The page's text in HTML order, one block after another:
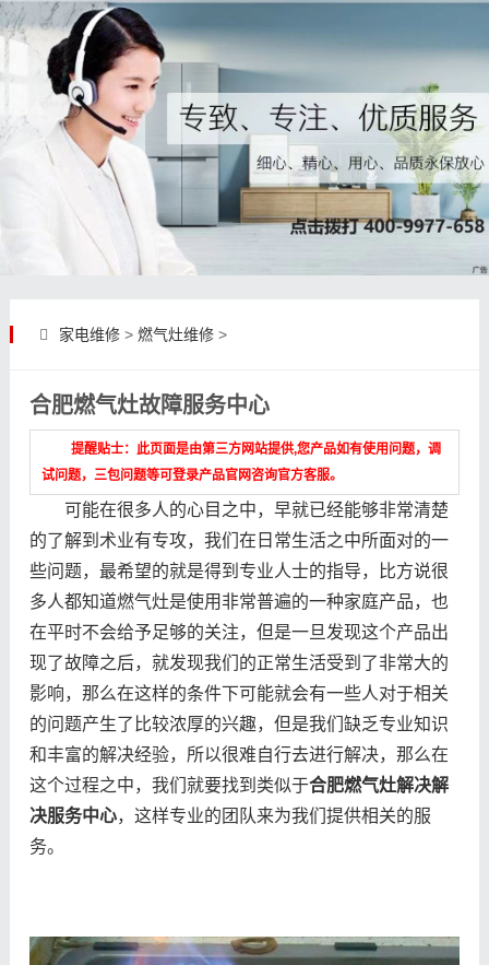
家电维修> 燃气灶维修>
合肥燃气灶故障服务中心
提醒贴士：此页面是由第三方网站提供,您产品如有使用问题，调
试问题，三包问题等可登录产品官网咨询官方客服。
可能在很多人的心目之中，早就已经能够非常清楚
的了解到术业有专攻，我们在日常生活之中所面对的一
些问题，最希望的就是得到专业人士的指导，比方说很
多人都知道燃气灶是使用非常普遍的一种家庭产品，也
在平时不会给予足够的关注，但是一旦发现这个产品出
现了故障之后，就发现我们的正常生活受到了非常大的
影响，那么在这样的条件下可能就会有一些人对于相关
的问题产生了比较浓厚的兴趣，但是我们缺乏专业知识
和丰富的解决经验，所以很难自行去进行解决，那么在
这个过程之中，我们就要找到类似于合肥燃气灶解决解
决服务中心，这样专业的团队来为我们提供相关的服
务。